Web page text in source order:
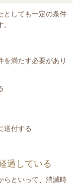
としても一定の条件
を満たす必要があり
送付する
過している
らといって、消滅時